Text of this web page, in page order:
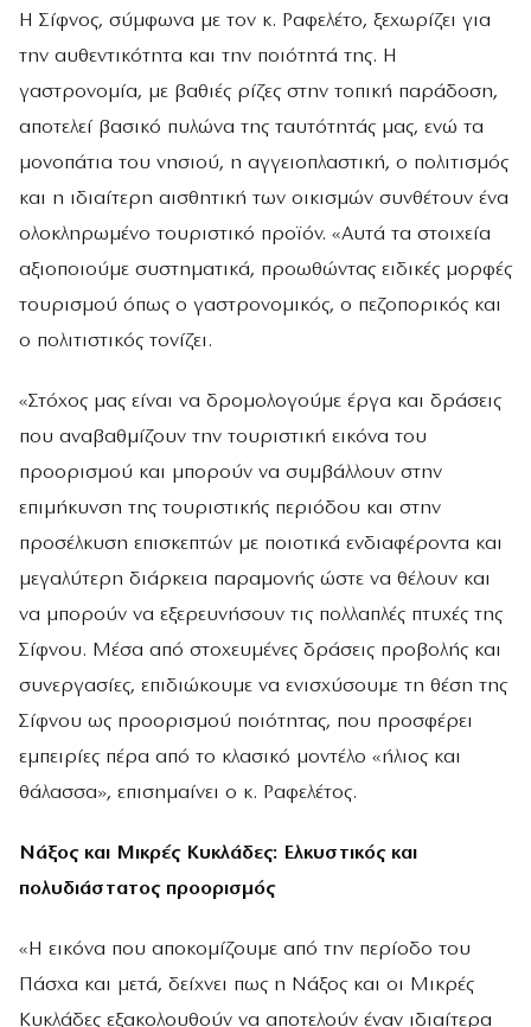
Η Σίφνος, σύμφωνα με τον κ. Ραφελέτο, ξεχωρίζει για
την αυθεντικότητα και την ποιότητά της. Η
γαστρονομία, με βαθιές ρίζες στην τοπική παράδοση,
αποτελεί βασικό πυλώνα της ταυτότητάς μας, ενώ τα
μονοπάτια του νησιού, η αγγειοπλαστική, ο πολιτισμός
και η ιδιαίτερη αισθητική των οικισμών συνθέτουν ένα
ολοκληρωμένο τουριστικό προϊόν. «Αυτά τα στοιχεία
αξιοποιούμε συστηματικά, προωθώντας ειδικές μορφές
τουρισμού όπως ο γαστρονομικός, ο πεζοπορικός και
ο πολιτιστικός τονίζει.
«Στόχος μας είναι να δρομολογούμε έργα και δράσεις
που αναβαθμίζουν την τουριστική εικόνα του
προορισμού και μπορούν να συμβάλλουν στην
επιμήκυνση της τουριστικής περιόδου και στην
προσέλκυση επισκεπτών με ποιοτικά ενδιαφέροντα και
μεγαλύτερη διάρκεια παραμονής ώστε να θέλουν και
να μπορούν να εξερευνήσουν τις πολλαπλές πτυχές της
Σίφνου. Μέσα από στοχευμένες δράσεις προβολής και
συνεργασίες, επιδιώκουμε να ενισχύσουμε τη θέση της
Σίφνου ως προορισμού ποιότητας, που προσφέρει
εμπειρίες πέρα από το κλασικό μοντέλο «ήλιος και
θάλασσα», επισημαίνει ο κ. Ραφελέτος.
Νάξος και Μικρές Κυκλάδες: Ελκυστικός και
πολυδιάστατος προορισμός
«Η εικόνα που αποκομίζουμε από την περίοδο του
Πάσχα και μετά, δείχνει πως η Νάξος και οι Μικρές
Κυκλάδες εξακολουθούν να αποτελούν έναν ιδιαίτερα